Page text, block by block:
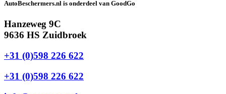
AutoBeschermers.nl is onderdeel van GoodGo
Hanzeweg 9C
9636 HS Zuidbroek
+31 (0)598 226 622
+31 (0)598 226 622